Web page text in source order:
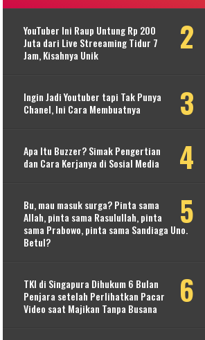
YouTuber Ini Raup Untung Rp 200
Juta dari Live Streeaming Tidur 7
Jam, Kisahnya Unik
Ingin Jadi Youtuber tapi Tak Punya
Chanel, Ini Cara Membuatnya
Apa Itu Buzzer? Simak Pengertian
dan Cara Kerjanya di Sosial Media
Bu, mau masuk surga? Pinta sama
Allah, pinta sama Rasulullah, pinta
sama Prabowo, pinta sama Sandiaga Uno.
Betul?
TKI di Singapura Dihukum 6 Bulan
Penjara setelah Perlihatkan Pacar
Video saat Majikan Tanpa Busana